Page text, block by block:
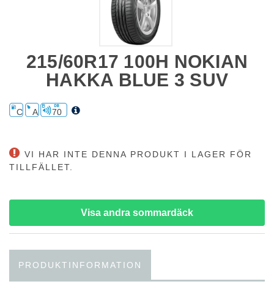
215/60R17 100H NOKIAN
HAKKA BLUE 3 SUV
C A 70
VI HAR INTE DENNA PRODUKT I LAGER FÖR
TILLFÄLLET.
Visa andra sommardäck
PRODUKTINFORMATION